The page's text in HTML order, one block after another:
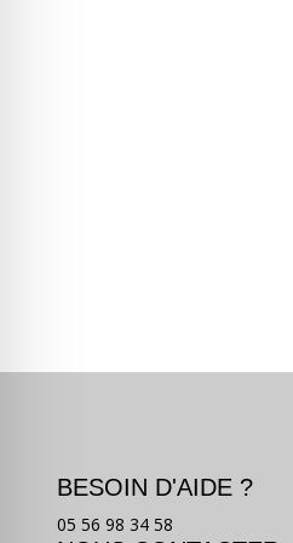
BESOIN D'AIDE ?
05 56 98 34 58